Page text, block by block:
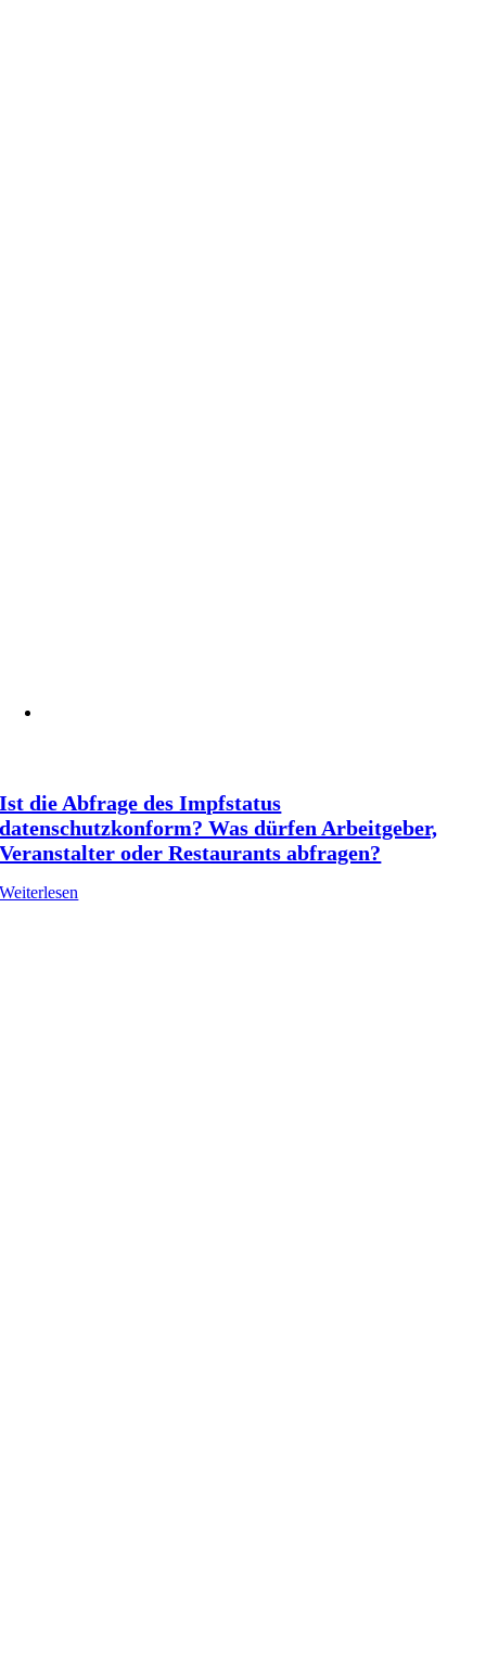
Ist die Abfrage des Impfstatus
datenschutzkonform? Was dürfen Arbeitgeber,
Veranstalter oder Restaurants abfragen?
Weiterlesen